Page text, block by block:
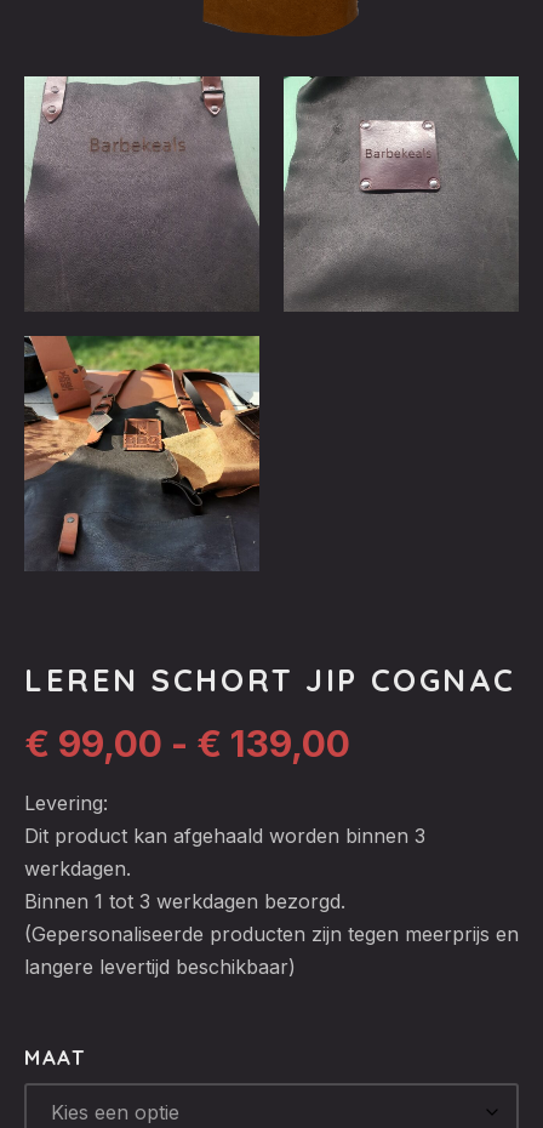
LEREN SCHORT JIP COGNAC
€ 99,00 - € 139,00
€ 139,00
Levering:
Dit product kan afgehaald worden binnen 3
werkdagen.
Binnen 1 tot 3 werkdagen bezorgd.
(Gepersonaliseerde producten zijn tegen meerprijs en
langere levertijd beschikbaar)
MAAT